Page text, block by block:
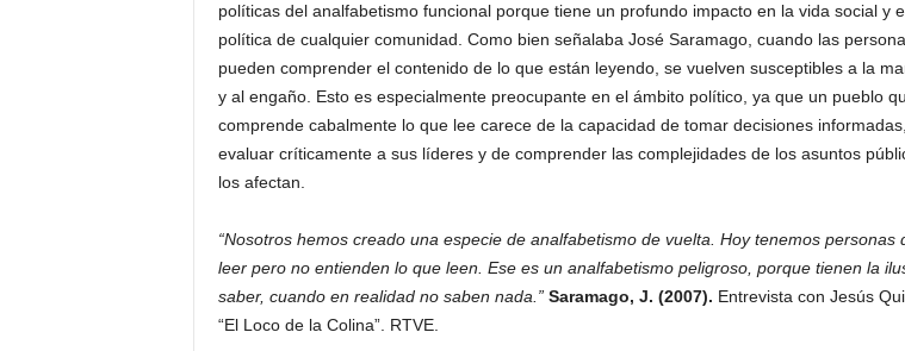
políticas del analfabetismo funcional porque tiene un profundo impacto en la vida social y
política de cualquier comunidad. Como bien señalaba José Saramago, cuando las
pueden comprender el contenido de lo que están leyendo, se vuelven susceptibles a la
y al engaño. Esto es especialmente preocupante en el ámbito político, ya que un pueblo
comprende cabalmente lo que lee carece de la capacidad de tomar decisiones
evaluar críticamente a sus líderes y de comprender las complejidades de los asuntos
los afectan.
“Nosotros hemos creado una especie de analfabetismo de vuelta. Hoy tenemos personas
leer pero no entienden lo que leen. Ese es un analfabetismo peligroso, porque tienen la
saber, cuando en realidad no saben nada.” Saramago, J. (2007). Entrevista con Jesús
“El Loco de la Colina”. RTVE.